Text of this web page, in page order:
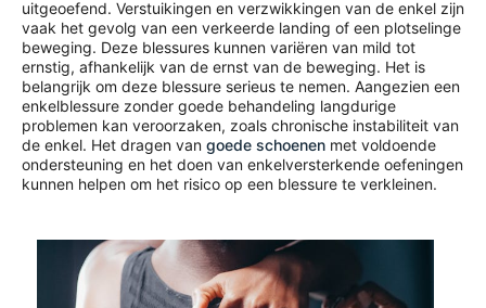
uitgeoefend. Verstuikingen en verzwikkingen van de enkel zijn
vaak het gevolg van een verkeerde landing of een plotselinge
beweging. Deze blessures kunnen variëren van mild tot
ernstig, afhankelijk van de ernst van de beweging. Het is
belangrijk om deze blessure serieus te nemen. Aangezien een
enkelblessure zonder goede behandeling langdurige
problemen kan veroorzaken, zoals chronische instabiliteit van
de enkel. Het dragen van goede schoenen met voldoende
ondersteuning en het doen van enkelversterkende oefeningen
kunnen helpen om het risico op een blessure te verkleinen.